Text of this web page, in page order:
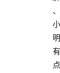
、
小
明
有
点